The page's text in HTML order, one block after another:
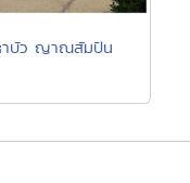
าบัว ญาณสัมปัน